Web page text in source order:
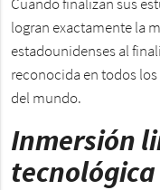
Cuando finalizan sus
logran exactamente la
estadounidenses al
reconocida en todos
del mundo.
Inmersión